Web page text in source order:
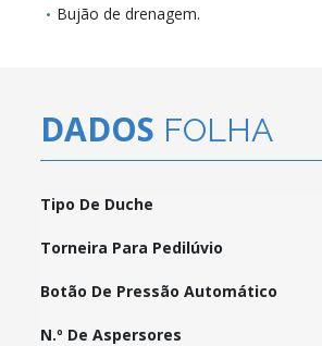
Bujão de drenagem.
DADOS FOLHA
Tipo De Duche
Torneira Para Pedilúvio
Botão De Pressão Automático
N.º De Aspersores